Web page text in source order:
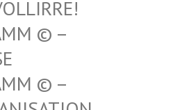
PEN
– DAS
– HILF